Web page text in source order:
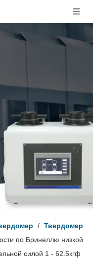
/ Твердомер
по Бринеллю низкой
силой 1 - 62.5кгф